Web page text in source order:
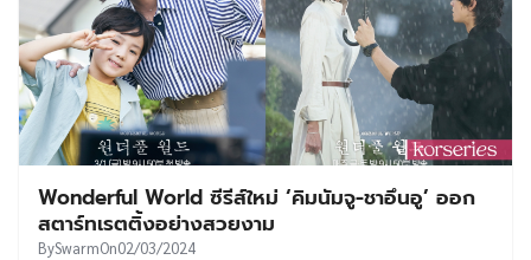
Wonderful World ซีรีส์ใหม่ ‘คิมนัมจู-ชาอึนอู’ ออก
สตาร์ทเรตติ้งอย่างสวยงาม
BySwarmOn02/03/2024